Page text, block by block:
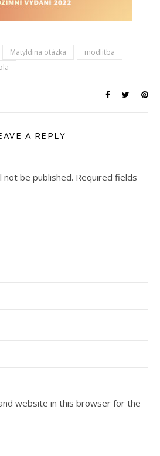
Matyldina otázka
modlitba
A REPLY
not be published. Required fields
website in this browser for the